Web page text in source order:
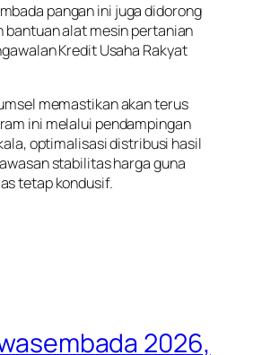
pangan ini juga didorong
bantuan alat mesin pertanian
Kredit Usaha Rakyat
memastikan akan terus
ini melalui pendampingan
optimalisasi distribusi hasil
stabilitas harga guna
tetap kondusif.
2026,